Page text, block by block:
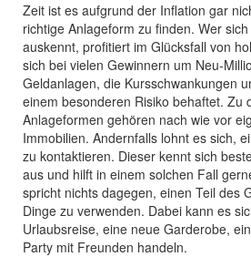
Zeit ist es aufgrund der Inflation gar
richtige Anlageform zu finden. Wer sich
auskennt, profitiert im Glücksfall von
sich bei vielen Gewinnern um Neu-
Geldanlagen, die Kursschwankungen
einem besonderen Risiko behaftet. Zu
Anlageformen gehören nach wie vor
Immobilien. Andernfalls lohnt es sich,
zu kontaktieren. Dieser kennt sich
aus und hilft in einem solchen Fall
spricht nichts dagegen, einen Teil des
Dinge zu verwenden. Dabei kann es
Urlaubsreise, eine neue Garderobe,
Party mit Freunden handeln.